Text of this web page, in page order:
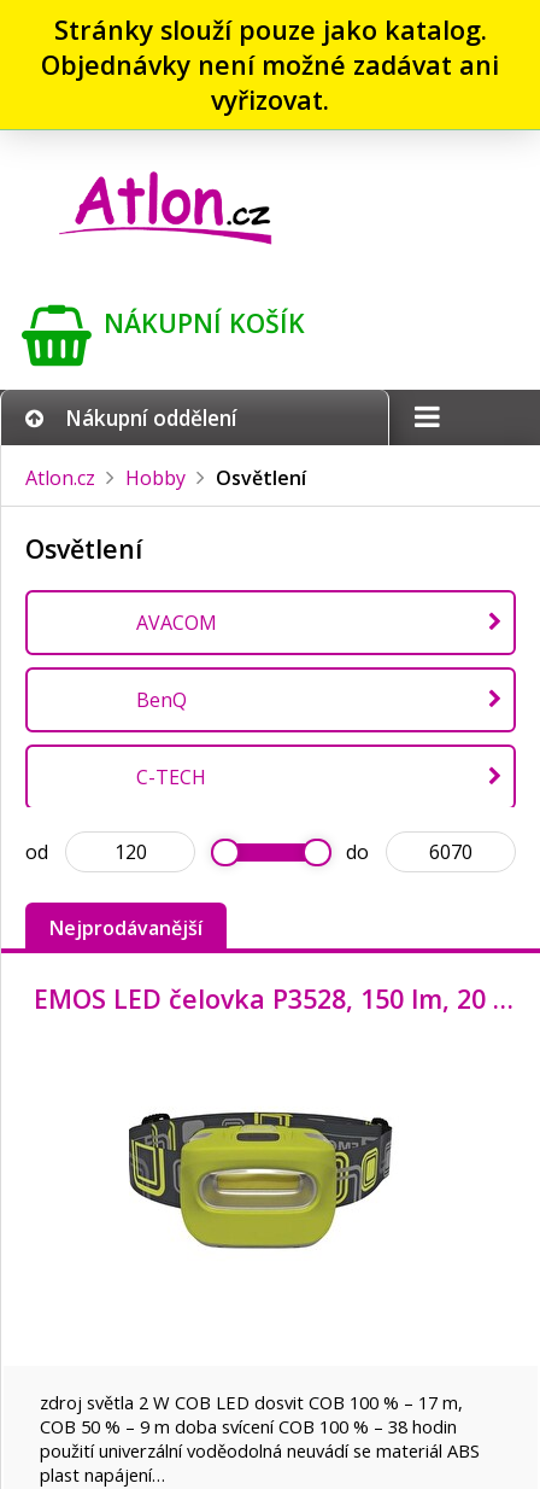
Stránky slouží pouze jako katalog.
Objednávky není možné zadávat ani
vyřizovat.
NÁKUPNÍ KOŠÍK
Nákupní oddělení
Atlon.cz Hobby Osvětlení
Osvětlení
AVACOM
BenQ
C-TECH
ColorWay
CONNECT IT
EMOS
FIAMM
Forever
GP Batteries
Nedis
od do
Nejprodávanější
EMOS LED čelovka P3528, 150 lm, 20 m, COB LED, 3x AAA
zdroj světla 2 W COB LED dosvit COB 100 % – 17 m,
COB 50 % – 9 m doba svícení COB 100 % – 38 hodin
použití univerzální voděodolná neuvádí se materiál ABS
plast napájení…